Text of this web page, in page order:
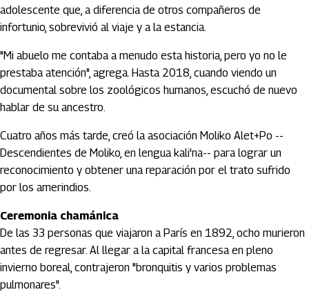
adolescente que, a diferencia de otros compañeros de
infortunio, sobrevivió al viaje y a la estancia.
"Mi abuelo me contaba a menudo esta historia, pero yo no le
prestaba atención", agrega. Hasta 2018, cuando viendo un
documental sobre los zoológicos humanos, escuchó de nuevo
hablar de su ancestro.
Cuatro años más tarde, creó la asociación Moliko Alet+Po --
Descendientes de Moliko, en lengua kali'na-- para lograr un
reconocimiento y obtener una reparación por el trato sufrido
por los amerindios.
Ceremonia chamánica
De las 33 personas que viajaron a París en 1892, ocho murieron
antes de regresar. Al llegar a la capital francesa en pleno
invierno boreal, contrajeron "bronquitis y varios problemas
pulmonares".